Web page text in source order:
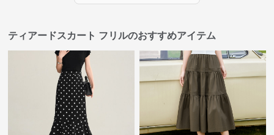
ティアードスカート フリルのおすすめアイテム